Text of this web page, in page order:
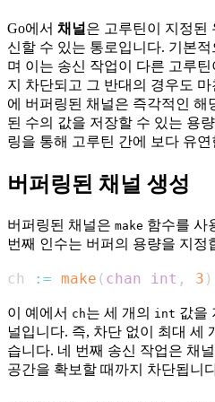
Go에서 채널 은 고루틴이 지정된
신할 수 있는 통로입니다. 기본
며 이는 송신 작업이 다른 고루
지 차단되고 그 반대의 경우도
에 버퍼링된 채널은 즉각적인 해
된 수의 값을 저장할 수 있는 용
링을 통해 고루틴 간에 보다 유
버퍼링된 채널 생성
버퍼링된 채널은 make 함수를 사
번째 인수는 버퍼의 용량을 지정
ch := make ( chan int , 3 )
이 예에서 ch는 세 개의 int 값을
널입니다. 즉, 차단 없이 최대 세
습니다. 네 번째 송신 작업은 채
공간을 확보할 때까지 차단됩니